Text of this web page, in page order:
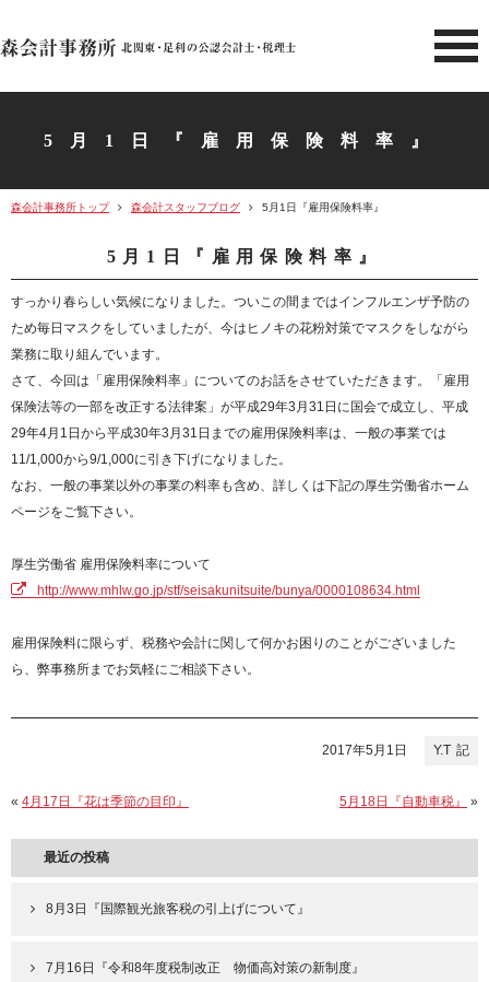
北関東 足利市の公認会計士・
5月1日『雇用保険料率』
森会計事務所トップ 森会計スタッフブログ 5月1日『雇用保険料率』
5月1日『雇用保険料率』
すっかり春らしい気候になりました。ついこの間まではインフルエンザ予防の
ため毎日マスクをしていましたが、今はヒノキの花粉対策でマスクをしながら
業務に取り組んでいます。
さて、今回は「雇用保険料率」についてのお話をさせていただきます。「雇用
保険法等の一部を改正する法律案」が平成29年3月31日に国会で成立し、平成
29年4月1日から平成30年3月31日までの雇用保険料率は、一般の事業では
11/1,000から9/1,000に引き下げになりました。
なお、一般の事業以外の事業の料率も含め、詳しくは下記の厚生労働省ホーム
ページをご覧下さい。
厚生労働省 雇用保険料率について
http://www.mhlw.go.jp/stf/seisakunitsuite/bunya/0000108634.html
雇用保険料に限らず、税務や会計に関して何かお困りのことがございました
ら、弊事務所までお気軽にご相談下さい。
Y.T
2017年5月1日
« 4月17日『花は季節の目印』 5月18日『自動車税』 »
最近の投稿
8月3日『国際観光旅客税の引上げについて』
7月16日『令和8年度税制改正 物価高対策の新制度』